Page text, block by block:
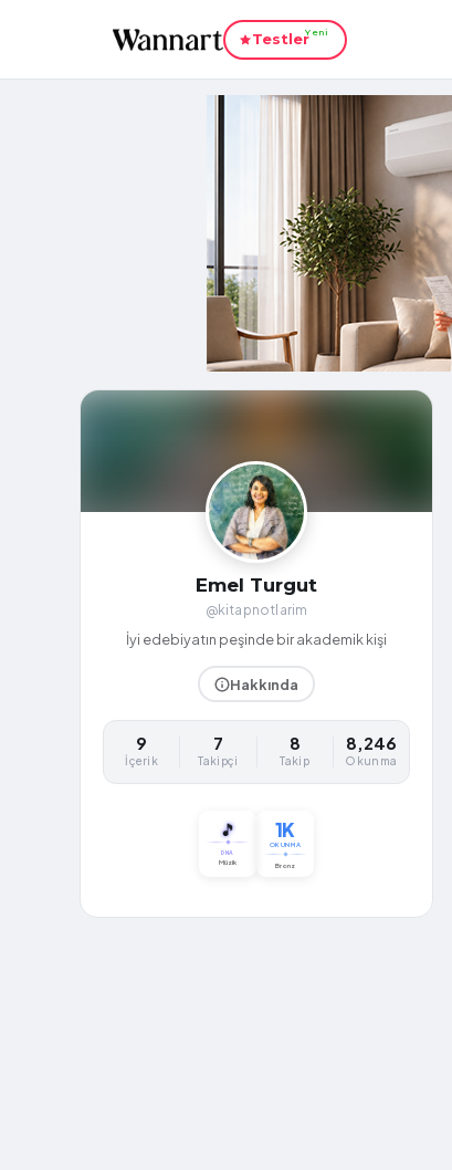
TestlerYeni
Emel Turgut
@kitapnotlarim
İyi edebiyatın peşinde bir akademik kişi
Hakkında
9
İçerik
7
Takipçi
8
Takip
8,246
Okunma
🎵
DNA
Müzik
1K
OKUNMA
Bronz